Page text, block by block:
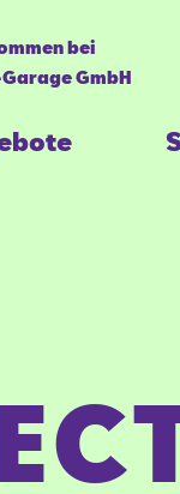
bei
GmbH